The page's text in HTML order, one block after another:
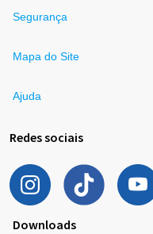
Segurança
Mapa do Site
Ajuda
Redes sociais
Downloads